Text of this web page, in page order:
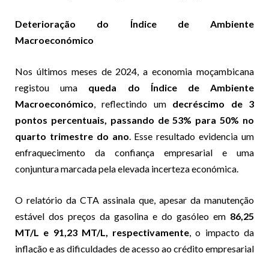
Deterioração do Índice de Ambiente
Macroeconómico
Nos últimos meses de 2024, a economia moçambicana
registou uma queda do Índice de Ambiente
Macroeconómico, reflectindo um decréscimo de 3
pontos percentuais, passando de 53% para 50% no
quarto trimestre do ano. Esse resultado evidencia um
enfraquecimento da confiança empresarial e uma
conjuntura marcada pela elevada incerteza económica.
O relatório da CTA assinala que, apesar da manutenção
estável dos preços da gasolina e do gasóleo em 86,25
MT/L e 91,23 MT/L, respectivamente, o impacto da
inflação e as dificuldades de acesso ao crédito empresarial